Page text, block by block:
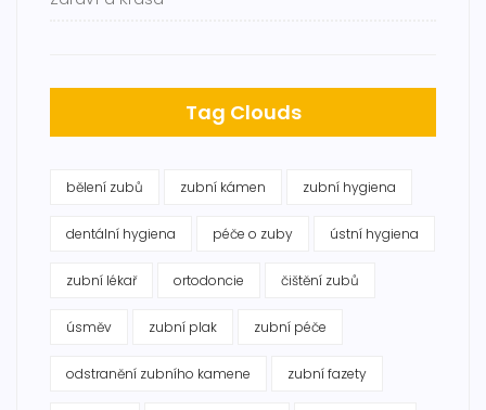
Tag Clouds
bělení zubů zubní kámen zubní hygiena
dentální hygiena péče o zuby ústní hygiena
zubní lékař ortodoncie čištění zubů
úsměv zubní plak zubní péče
odstranění zubního kamene zubní fazety